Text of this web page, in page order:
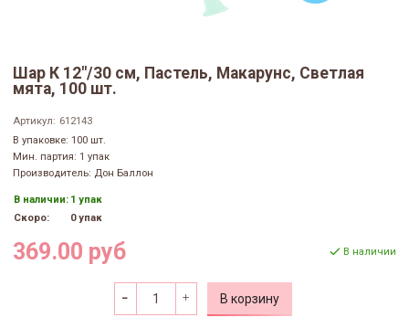
Шар К 12"/30 см, Пастель, Макарунс, Светлая
мята, 100 шт.
Артикул: 612143
В упаковке: 100 шт.
Мин. партия: 1 упак
Производитель: Дон Баллон
В наличии: 1 упак
Скоро:
0 упак
369.00 руб В наличии
В корзину